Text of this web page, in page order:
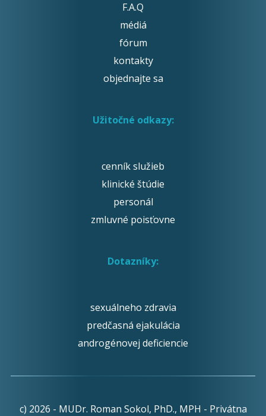
F.A.Q
médiá
fórum
kontakty
objednajte sa
Užitočné odkazy:
cenník služieb
klinické štúdie
personál
zmluvné poisťovne
Dotazníky:
sexuálneho zdravia
predčasná ejakulácia
androgénovej deficiencie
c) 2026 - MUDr. Roman Sokol, PhD., MPH - Privátna